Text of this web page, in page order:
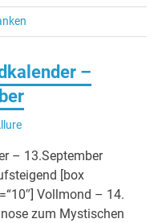
–
– 13.September
[box
Vollmond – 14.
zum Mystischen